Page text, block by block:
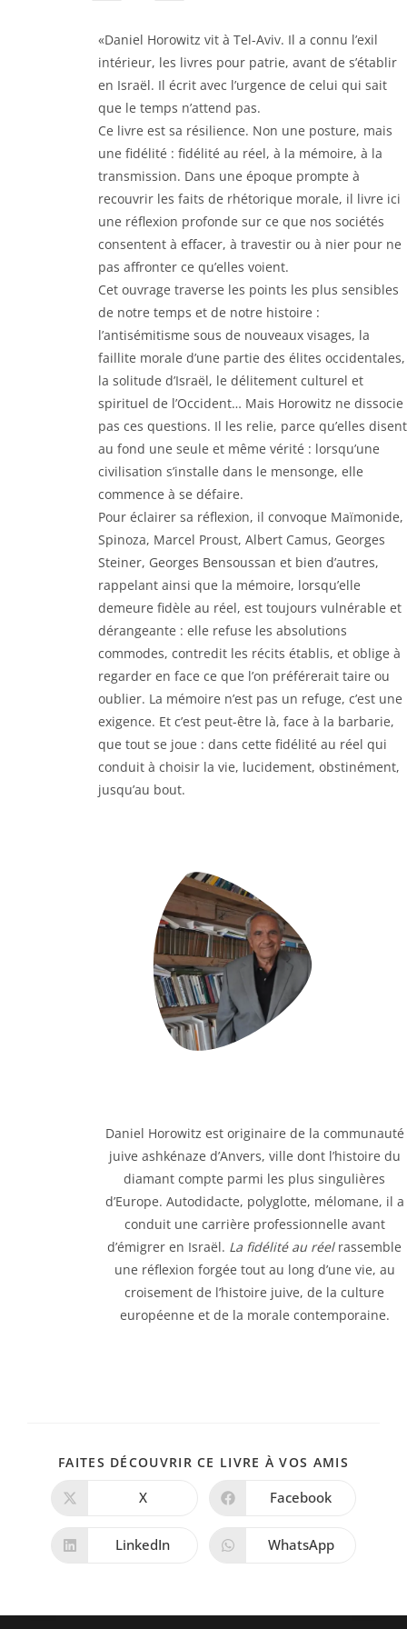
«Daniel Horowitz vit à Tel-Aviv. Il a connu l’exil
intérieur, les livres pour patrie, avant de s’établir
en Israël. Il écrit avec l’urgence de celui qui sait
que le temps n’attend pas.
Ce livre est sa résilience. Non une posture, mais
une fidélité : fidélité au réel, à la mémoire, à la
transmission. Dans une époque prompte à
recouvrir les faits de rhétorique morale, il livre ici
une réflexion profonde sur ce que nos sociétés
consentent à effacer, à travestir ou à nier pour ne
pas affronter ce qu’elles voient.
Cet ouvrage traverse les points les plus sensibles
de notre temps et de notre histoire :
l’antisémitisme sous de nouveaux visages, la
faillite morale d’une partie des élites occidentales,
la solitude d’Israël, le délitement culturel et
spirituel de l’Occident… Mais Horowitz ne dissocie
pas ces questions. Il les relie, parce qu’elles disent
au fond une seule et même vérité : lorsqu’une
civilisation s’installe dans le mensonge, elle
commence à se défaire.
Pour éclairer sa réflexion, il convoque Maïmonide,
Spinoza, Marcel Proust, Albert Camus, Georges
Steiner, Georges Bensoussan et bien d’autres,
rappelant ainsi que la mémoire, lorsqu’elle
demeure fidèle au réel, est toujours vulnérable et
dérangeante : elle refuse les absolutions
commodes, contredit les récits établis, et oblige à
regarder en face ce que l’on préférerait taire ou
oublier. La mémoire n’est pas un refuge, c’est une
exigence. Et c’est peut-être là, face à la barbarie,
que tout se joue : dans cette fidélité au réel qui
conduit à choisir la vie, lucidement, obstinément,
jusqu’au bout.
Daniel Horowitz est originaire de la communauté
juive ashkénaze d’Anvers, ville dont l’histoire du
diamant compte parmi les plus singulières
d’Europe. Autodidacte, polyglotte, mélomane, il a
conduit une carrière professionnelle avant
d’émigrer en Israël. La fidélité au réelrassemble
une réflexion forgée tout au long d’une vie, au
croisement de l’histoire juive, de la culture
européenne et de la morale contemporaine.
FAITES DÉCOUVRIR CE LIVRE À VOS AMIS
Ouvrir
autre
fenêtre
X Ouvrir
autre
fenêtre
Facebook
Ouvrir
LinkedIn Ouvrir
WhatsApp